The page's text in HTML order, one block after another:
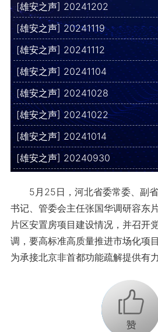
[雄安之声] 20241202
[雄安之声] 20241119
[雄安之声] 20241112
[雄安之声] 20241104
[雄安之声] 20241028
[雄安之声] 20241022
[雄安之声] 20241014
[雄安之声] 20240930
5月25日，河北省委常委、副省
书记、管委会主任张国华调研容东
片区安置房项目建设情况，并召开
调，要高标准高质量推进市场化项
为承接北京非首都功能疏解提供有力
+1